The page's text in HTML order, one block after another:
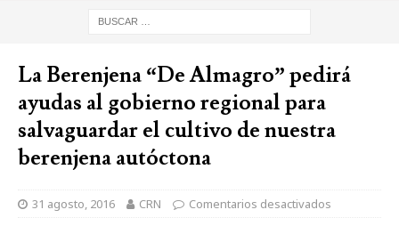
La Berenjena “De Almagro” pedirá
ayudas al gobierno regional para
salvaguardar el cultivo de nuestra
berenjena autóctona
31 agosto, 2016 CRN Comentarios desactivados